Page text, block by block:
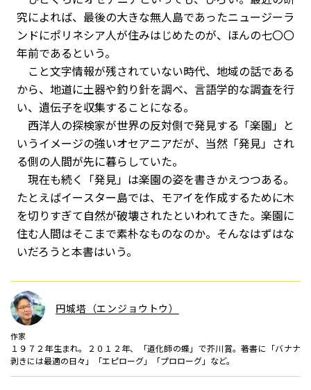
究によれば、最後の大きな無人島であったニュージーラ
ンドにポリネシア人が住みはじめたのが、ほんの七〇〇
年前であるという。
こと文字情報が残されていない時代、地域の話である
から、地道に土器や釣り針を調べ、言語学的な調査を行
い、遺伝子を収集することになる。
西洋人の探検家が世界の反対側で発見する「楽園」と
いうイメージの強いオセアニアだが、当然「発見」され
る側の人間が先に暮らしていた。
現在も続く「発見」は楽園の姿を書きかえつつある。
たとえばイースター島では、モアイを作成するために木
を切りすぎて自然が破壊されたといわれてきた。楽園に
住む人間はそこまで素朴なものなのか。そんなはずはな
いだろうと本書はいう。
円城塔（エンジョウトウ）
作家
１９７２年生まれ。２０１２年、「道化師の蝶」で芥川賞。著書に「バナナ
剥きには最適の日々」「エピローグ」「プロローグ」など。